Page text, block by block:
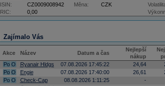
RIC: 0,00
ISIN: CZ0009008942 Měna: CZK
Zajímalo Vás
Akce Název Datum a čas
Nejlepší
nákup
Po O Ryanair Hldgs 07.08.2026 17:45:22 24,64
Po O Engie 07.08.2026 17:40:00 26,61
Po O Check-Cap 08.08.2026 1:11:25 -